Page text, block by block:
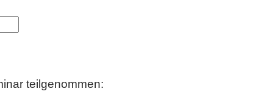
teilgenommen: